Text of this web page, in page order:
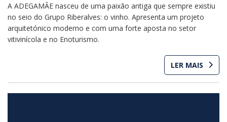
A ADEGAMÃE nasceu de uma paixão antiga que sempre existiu
no seio do Grupo Riberalves: o vinho. Apresenta um projeto
arquitetónico moderno e com uma forte aposta no setor
vitivinícola e no Enoturismo.
LER MAIS